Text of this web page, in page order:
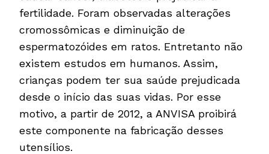
fertilidade. Foram observadas alterações
cromossômicas e diminuição de
espermatozóides em ratos. Entretanto não
existem estudos em humanos. Assim,
crianças podem ter sua saúde prejudicada
desde o início das suas vidas. Por esse
motivo, a partir de 2012, a ANVISA proibirá
este componente na fabricação desses
utensílios.